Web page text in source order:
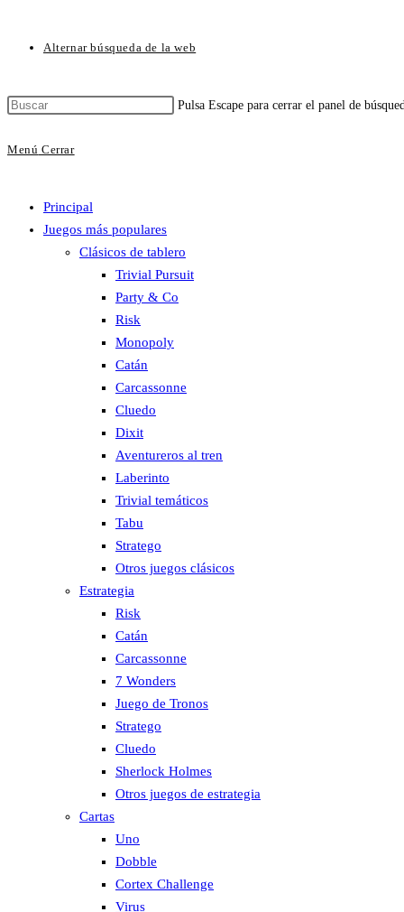
Alternar búsqueda de la web
Pulsa Escape para cerrar el panel de
Menú Cerrar
Principal
Juegos más populares
Clásicos de tablero
Trivial Pursuit
Party & Co
Risk
Monopoly
Catán
Carcassonne
Cluedo
Dixit
Aventureros al tren
Laberinto
Trivial temáticos
Tabu
Stratego
Otros juegos clásicos
Estrategia
Risk
Catán
Carcassonne
7 Wonders
Juego de Tronos
Stratego
Cluedo
Sherlock Holmes
Otros juegos de estrategia
Cartas
Uno
Dobble
Cortex Challenge
Virus